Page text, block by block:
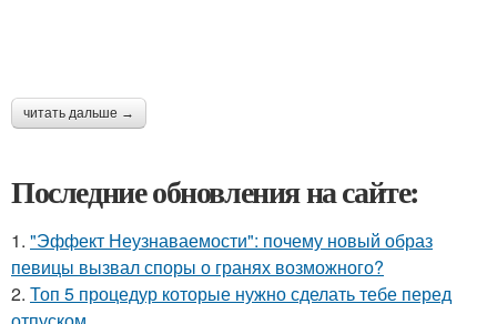
читать дальше →
Последние обновления на сайте:
1. "Эффект Неузнаваемости": почему новый образ
певицы вызвал споры о гранях возможного?
2. Топ 5 процедур которые нужно сделать тебе перед